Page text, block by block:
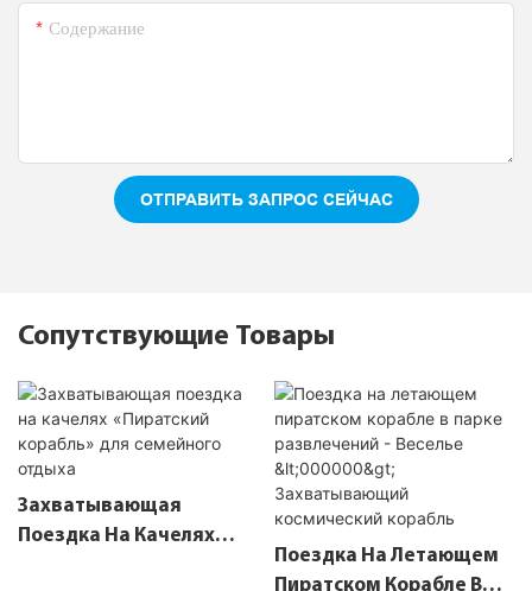
Содержание
ОТПРАВИТЬ ЗАПРОС СЕЙЧАС
Сопутствующие Товары
Захватывающая
Поездка На Качелях
Поездка На Летающем
Пиратском Корабле В